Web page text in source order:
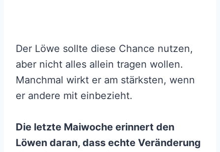
Der Löwe sollte diese Chance nutzen,
aber nicht alles allein tragen wollen.
Manchmal wirkt er am stärksten, wenn
er andere mit einbezieht.
Die letzte Maiwoche erinnert den
Löwen daran, dass echte Veränderung